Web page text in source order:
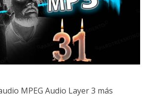
MPEG Audio Layer 3 más